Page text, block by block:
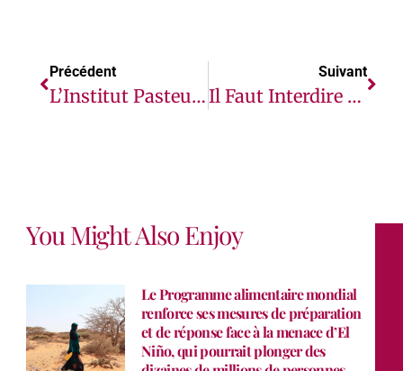
Précédent
L’Institut Pasteur De Dakar Lance « Grand Challenges Sénégal »
Suivant
Il Faut Interdire La « Pauvrophobie » Au Même Titre Que Le Racisme Et Le Sexisme (Expert De L’ONU)
You Might Also Enjoy
Le Programme alimentaire mondial
renforce ses mesures de préparation
et de réponse face à la menace d’El
Niño, qui pourrait plonger des